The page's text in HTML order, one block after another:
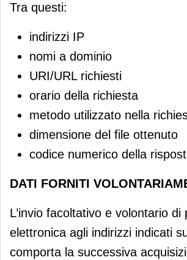
Tra questi:
indirizzi IP
nomi a dominio
URI/URL richiesti
orario della richiesta
metodo utilizzato nella
dimensione del file ottenuto
codice numerico della
DATI FORNITI
L’invio facoltativo e volontario di
elettronica agli indirizzi indicati
comporta la successiva